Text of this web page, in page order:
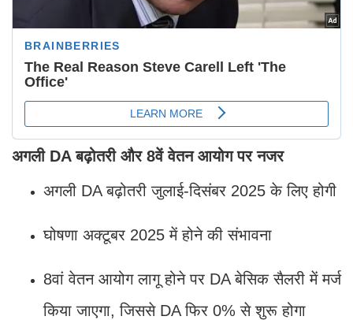
अगली DA बढ़ोतरी और 8वें वेतन आयोग पर नजर
अगली DA बढ़ोतरी जुलाई-दिसंबर 2025 के लिए होगी
घोषणा अक्टूबर 2025 में होने की संभावना
8वां वेतन आयोग लागू होने पर DA बेसिक सैलरी में मर्ज
किया जाएगा, जिससे DA फिर 0% से शुरू होगा